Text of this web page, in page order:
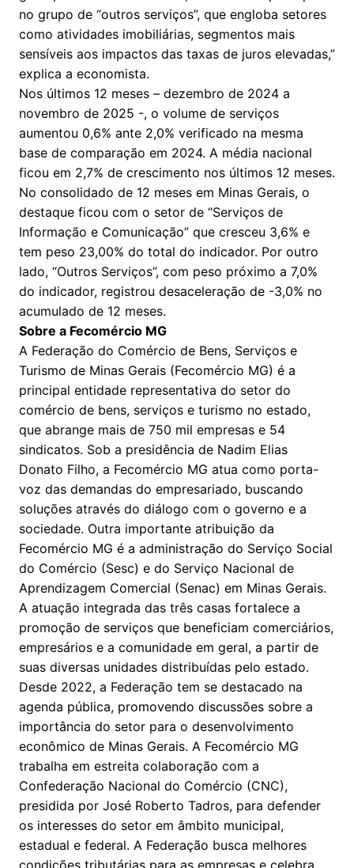
no grupo de “outros serviços”, que engloba setores
como atividades imobiliárias, segmentos mais
sensíveis aos impactos das taxas de juros elevadas,”
explica a economista.
Nos últimos 12 meses – dezembro de 2024 a
novembro de 2025 -, o volume de serviços
aumentou 0,6% ante 2,0% verificado na mesma
base de comparação em 2024. A média nacional
ficou em 2,7% de crescimento nos últimos 12 meses.
No consolidado de 12 meses em Minas Gerais, o
destaque ficou com o setor de “Serviços de
Informação e Comunicação” que cresceu 3,6% e
tem peso 23,00% do total do indicador. Por outro
lado, “Outros Serviços”, com peso próximo a 7,0%
do indicador, registrou desaceleração de -3,0% no
acumulado de 12 meses.
Sobre a Fecomércio MG
A Federação do Comércio de Bens, Serviços e
Turismo de Minas Gerais (Fecomércio MG) é a
principal entidade representativa do setor do
comércio de bens, serviços e turismo no estado,
que abrange mais de 750 mil empresas e 54
sindicatos. Sob a presidência de Nadim Elias
Donato Filho, a Fecomércio MG atua como porta-
voz das demandas do empresariado, buscando
soluções através do diálogo com o governo e a
sociedade. Outra importante atribuição da
Fecomércio MG é a administração do Serviço Social
do Comércio (Sesc) e do Serviço Nacional de
Aprendizagem Comercial (Senac) em Minas Gerais.
A atuação integrada das três casas fortalece a
promoção de serviços que beneficiam comerciários,
empresários e a comunidade em geral, a partir de
suas diversas unidades distribuídas pelo estado.
Desde 2022, a Federação tem se destacado na
agenda pública, promovendo discussões sobre a
importância do setor para o desenvolvimento
econômico de Minas Gerais. A Fecomércio MG
trabalha em estreita colaboração com a
Confederação Nacional do Comércio (CNC),
presidida por José Roberto Tadros, para defender
os interesses do setor em âmbito municipal,
estadual e federal. A Federação busca melhores